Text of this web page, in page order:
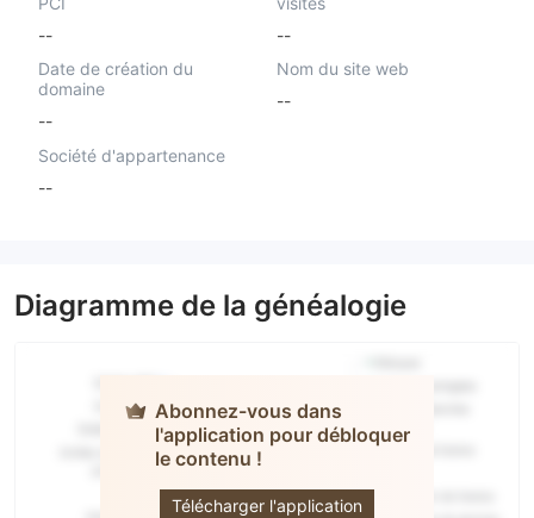
--
--
Date de création du
domaine
--
Nom du site web
--
Société d'appartenance
--
Diagramme de la généalogie
Abonnez-vous dans
l'application pour débloquer
le contenu !
Télécharger l'application
Trade
Active